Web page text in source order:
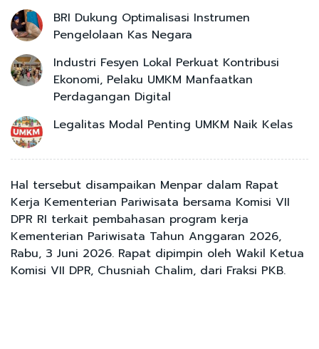
BRI Dukung Optimalisasi Instrumen
Pengelolaan Kas Negara
Industri Fesyen Lokal Perkuat Kontribusi
Ekonomi, Pelaku UMKM Manfaatkan
Perdagangan Digital
Legalitas Modal Penting UMKM Naik Kelas
Hal tersebut disampaikan Menpar dalam Rapat
Kerja Kementerian Pariwisata bersama Komisi VII
DPR RI terkait pembahasan program kerja
Kementerian Pariwisata Tahun Anggaran 2026,
Rabu, 3 Juni 2026. Rapat dipimpin oleh Wakil Ketua
Komisi VII DPR, Chusniah Chalim, dari Fraksi PKB.